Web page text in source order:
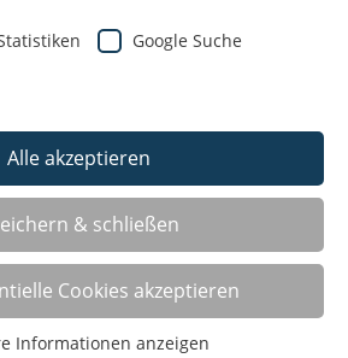
Google Suche
Alle akzeptieren
& schließen
Cookies akzeptieren
Informationen anzeigen